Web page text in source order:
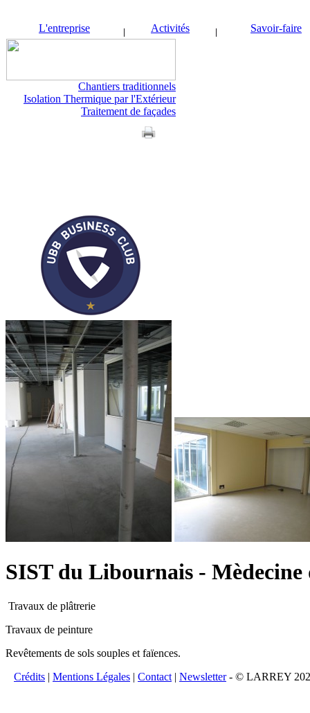
L'entreprise Activités Savoir-faire
Chantiers traditionnels
Isolation Thermique par l'Extérieur
Traitement de façades
SIST du Libournais -
Travaux de plâtrerie
Travaux de peinture
Revêtements de sols souples et faïences.
Crédits | Mentions Légales | Contact | Newsletter- © LARREY